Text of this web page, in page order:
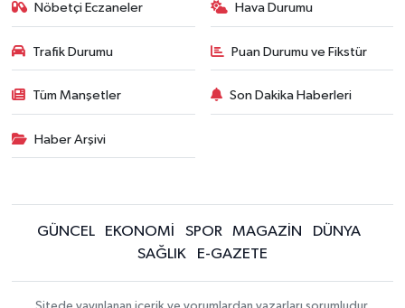
Nöbetçi Eczaneler Hava Durumu
Trafik Durumu Puan Durumu ve Fikstür
Tüm Manşetler Son Dakika Haberleri
Haber Arşivi
GÜNCEL EKONOMİ SPOR MAGAZİN
DÜNYA
SAĞLIK
E-GAZETE